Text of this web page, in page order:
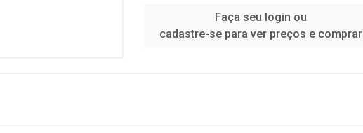
Faça seu login ou
cadastre-se para ver preços e comprar